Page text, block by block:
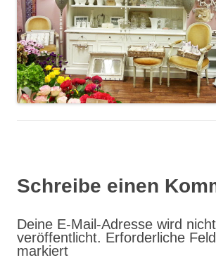
Schreibe einen
Deine E-Mail-Adresse wird nicht
veröffentlicht. Erforderliche
markiert